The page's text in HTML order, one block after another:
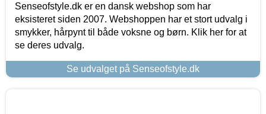
Senseofstyle.dk er en dansk webshop som har
eksisteret siden 2007. Webshoppen har et stort udvalg i
smykker, hårpynt til både voksne og børn. Klik her for at
se deres udvalg.
Se udvalget på Senseofstyle.dk